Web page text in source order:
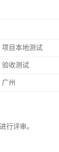
项目本地测试
验收测试
广州
行评审。